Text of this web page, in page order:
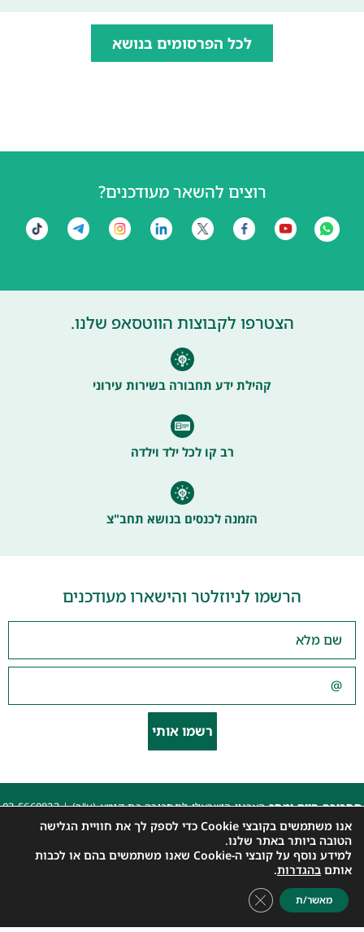
לכל הפרסומים בנושא
רוצים להשאר מעודכנים?
הצטרפו לקבוצות הווטסאפ שלנו.
קהילת ידע תחבורה בשירות עירוני
רב קו לכל ילד וילדה
הזמנה לכנסים בנושא תחב"צ
הרשמו לניוזלטר והישארו מעודכנים
רשמו אותי
תחבורה היום ומחרהארגון הישראלי לתחבורה בת קימא (ע"ר) |03-5660823
|
beyarok@gmail.com
כל הזכויות שמורות 2025 | הצהרת נגישות האתר
עיצוב: עדי. עיצוב גרפי
אנו משתמשים בקובצי Cookie כדי לספק לך את חוויית הגלישה
הטובה ביותר באתר שלנו.
למידע נוסף על קובצי ה-Cookie שאנו משתמשים בהם או לכבות
אותם בהגדרות.
מאשר/ת Close GDPR Cookie Banner